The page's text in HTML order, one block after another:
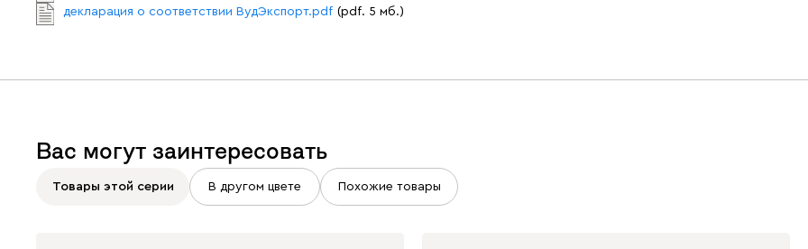
декларация о соответствии ВудЭкспорт.pdf (pdf. 5 мб.)
Вас могут заинтересовать
Товары этой серии В другом цвете Похожие товары